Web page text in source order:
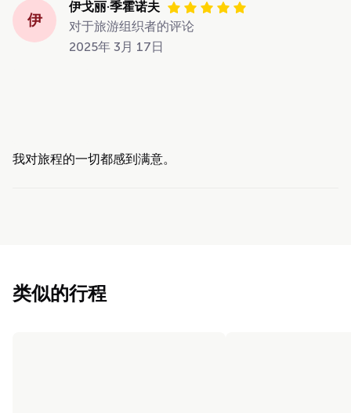
伊
伊戈丽·季霍诺夫
对于旅游组织者的评论
2025年 3月 17日
我对旅程的一切都感到满意。
类似的行程